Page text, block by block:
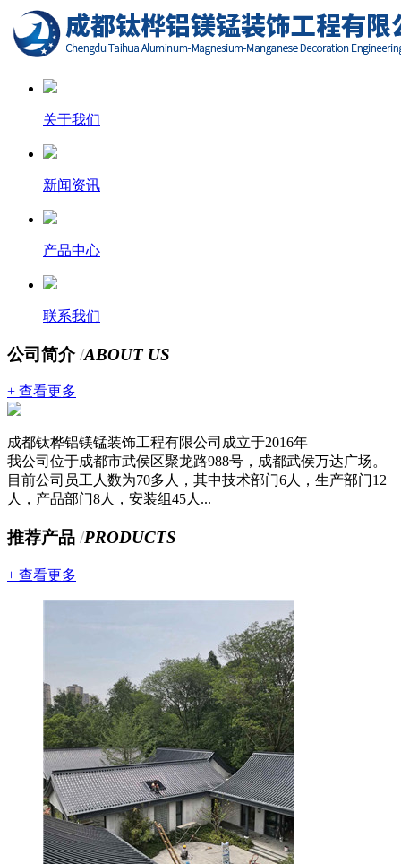
关于我们
新闻资讯
产品中心
联系我们
公司简介/ABOUT US
+ 查看更多
成都钛桦铝镁锰装饰工程有限公司成立于2016年
我公司位于成都市武侯区聚龙路988号，成都武侯万达广场。
目前公司员工人数为70多人，其中技术部门6人，生产部门12
人，产品部门8人，安装组45人...
推荐产品 /PRODUCTS
+ 查看更多